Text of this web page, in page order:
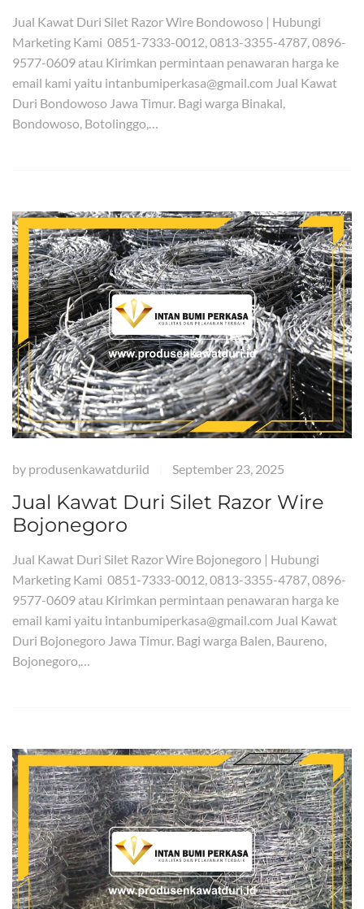
Jual Kawat Duri Silet Razor Wire Bondowoso | Hubungi
Marketing Kami 0851-7333-0012, 0813-3355-4787, 0896-
9577-0609 atau Kirimkan permintaan penawaran harga ke
email kami yaitu intanbumiperkasa@gmail.com Jual Kawat
Duri Bondowoso Jawa Timur. Bagi warga Binakal,
Bondowoso, Botolinggo,…
by produsenkawatduriid September 23, 2025
Jual Kawat Duri Silet Razor Wire
Bojonegoro
Jual Kawat Duri Silet Razor Wire Bojonegoro | Hubungi
Marketing Kami 0851-7333-0012, 0813-3355-4787, 0896-
9577-0609 atau Kirimkan permintaan penawaran harga ke
email kami yaitu intanbumiperkasa@gmail.com Jual Kawat
Duri Bojonegoro Jawa Timur. Bagi warga Balen, Baureno,
Bojonegoro,…